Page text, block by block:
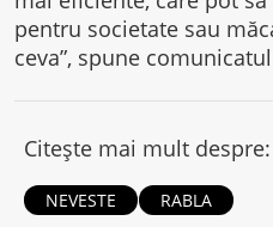
pentru societate sau
ceva”, spune
Citește mai mult despre:
NEVESTE RABLA